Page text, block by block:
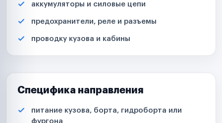
аккумуляторы и силовые цепи
предохранители, реле и разъемы
проводку кузова и кабины
Специфика направления
питание кузова, борта, гидроборта или
фургона